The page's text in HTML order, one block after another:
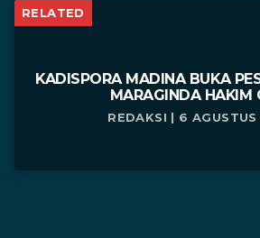
RELATED
KADISPORA MADINA BUKA
MARAGINDA HAKIM
REDAKSI | 6